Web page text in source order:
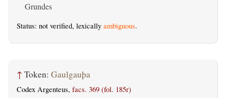
Grundes
Status: not verified, lexically ambiguous.
↑ Token: Gaulgauþa
Codex Argenteus, facs. 369 (fol. 185r)